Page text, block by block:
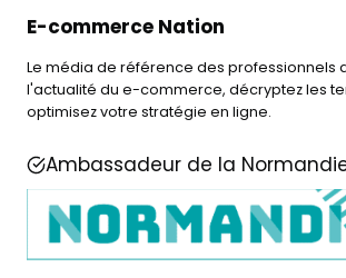
E-commerce Nation
Le média de référence des professionnels
l'actualité du e-commerce, décryptez les
optimisez votre stratégie en ligne.
Ambassadeur de la